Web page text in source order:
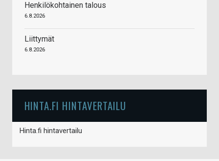
Henkilökohtainen talous
6.8.2026
Liittymät
6.8.2026
HINTA.FI HINTAVERTAILU
Hinta.fi hintavertailu